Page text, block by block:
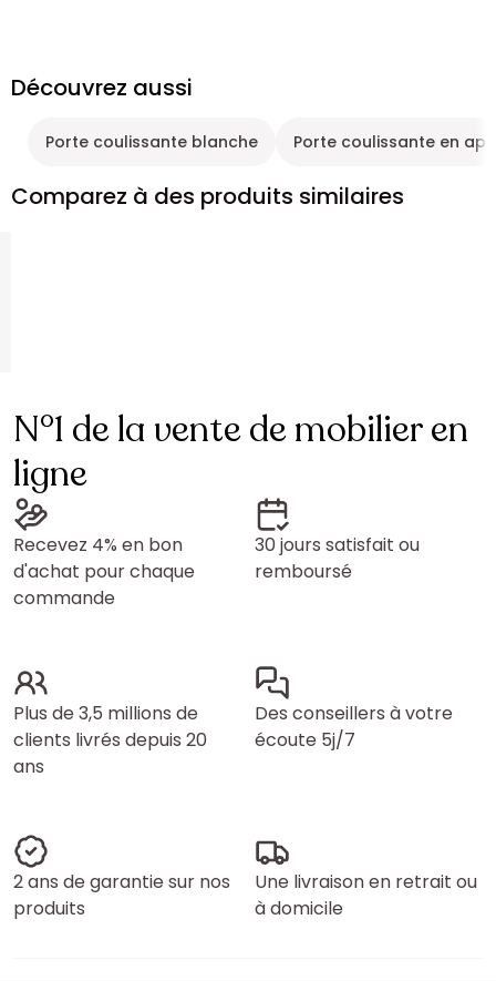
Découvrez aussi
Porte coulissante blanche Porte coulissante en
Comparez à des produits similaires
N°1 de la vente de mobilier en
ligne
Recevez 4% en bon
d'achat pour chaque
commande
30 jours satisfait ou
remboursé
Plus de 3,5 millions de
clients livrés depuis 20
ans
Des conseillers à votre
écoute 5j/7
2 ans de garantie sur nos
produits
Une livraison en retrait ou
à domicile